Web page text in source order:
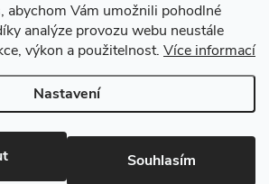
abychom Vám umožnili pohodlné
analýze provozu webu neustále
výkon a použitelnost. Více informací
Nastavení
Souhlasím
Horoměřice. Všechna práva vyhrazena.
nastavení cookies